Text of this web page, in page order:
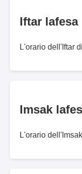
Iftar lafesa
L'orario dell'Iftar
Imsak
L'orario